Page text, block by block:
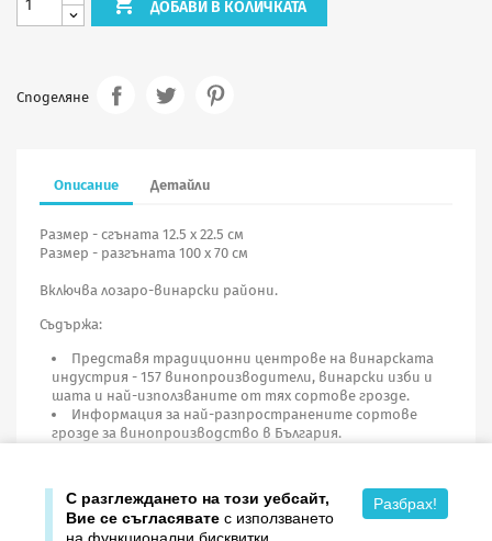
ДОБАВИ В КОЛИЧКАТА
Споделяне
Описание Детайли
Размер - сгъната 12.5 х 22.5 см
Размер - разгъната 100 х 70 см
Включва лозаро-винарски райони.
Съдържа:
Представя традиционни центрове на винарската
индустрия - 157 винопроизводители, винарски изби и
шата и най-използваните от тях сортове грозде.
Информация за най-разпространените сортове
грозде за винопроизводство в България.
С разглеждането на този уебсайт,
Вие се съгласявате с използването
Разбрах!